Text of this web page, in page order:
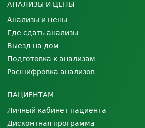
АНАЛИЗЫ И ЦЕНЫ
Анализы и цены
Где сдать анализы
Выезд на дом
Подготовка к анализам
Расшифровка анализов
ПАЦИЕНТАМ
Личный кабинет пациента
Дисконтная программа